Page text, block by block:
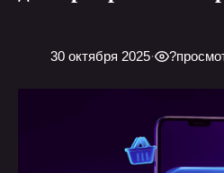
30 октября 2025· ?